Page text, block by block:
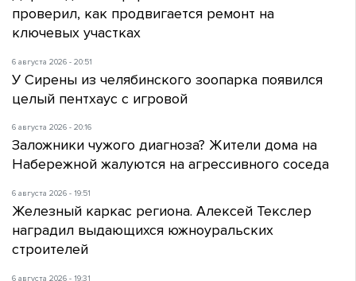
проверил, как продвигается ремонт на
ключевых участках
6 августа 2026 - 20:51
У Сирены из челябинского зоопарка появился
целый пентхаус с игровой
6 августа 2026 - 20:16
Заложники чужого диагноза? Жители дома на
Набережной жалуются на агрессивного соседа
6 августа 2026 - 19:51
Железный каркас региона. Алексей Текслер
наградил выдающихся южноуральских
строителей
6 августа 2026 - 19:31